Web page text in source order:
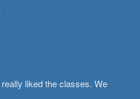
liked the classes. We